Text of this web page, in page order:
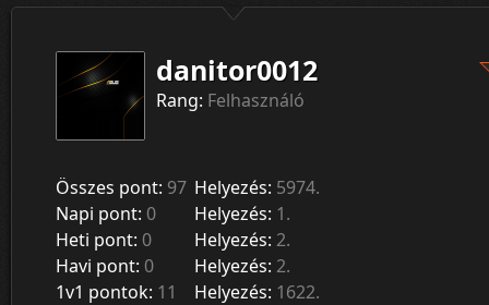
danitor0012
Rang: Felhasználó
Összes pont: 97 Helyezés: 5974.
Napi pont: 0 Helyezés: 1.
Heti pont: 0 Helyezés: 2.
Havi pont: 0 Helyezés: 2.
1v1 pontok: 11 Helyezés: 1622.